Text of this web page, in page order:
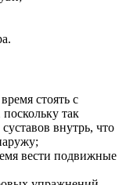
стоять с
так
внутрь, что
вести подвижные